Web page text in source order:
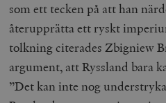
som ett tecken på att han
återupprätta ett ryskt
tolkning citerades Zbigniew
argument, att Ryssland bara
”Det kan inte nog